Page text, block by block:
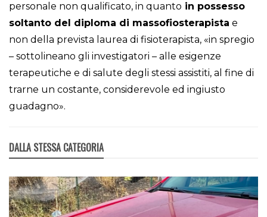
personale non qualificato, in quanto in possesso
soltanto del diploma di massofiosterapista e
non della prevista laurea di fisioterapista, «in spregio
– sottolineano gli investigatori – alle esigenze
terapeutiche e di salute degli stessi assistiti, al fine di
trarne un costante, considerevole ed ingiusto
guadagno».
DALLA STESSA CATEGORIA